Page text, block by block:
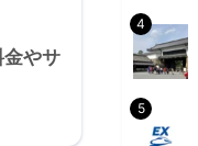
やサ